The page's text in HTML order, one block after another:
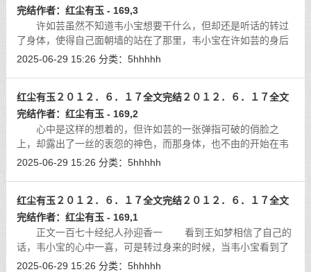
完结作者：红尘有玉 - 169,3
许如芸虽然不知道韦小宝想要干什么，但却还是听话的转过
了身体，使得自己面朝墙的站在了那里，韦小宝在许如芸的身后
蹲了下来，看起了许如芸的那一个正在牛仔裤的紧紧的包裹之正
2025-06-29 15:26 分类： 5hhhhh
红尘有玉２０１２．６．１７全文完结２０１２．６．１７全文
完结作者：红尘有玉 - 169,2
心中是这样的想着的，但许如芸的一张弹指可破的俏脸之
上，却露出了一丝的衷怨的神色，而那身体，也不由的开始在韦
小宝的怀里挣扎了起来，那样子，向是在抗议着韦小宝对自己的
2025-06-29 15:26 分类： 5hhhhh
红尘有玉２０１２．６．１７全文完结２０１２．６．１７全文
完结作者：红尘有玉 - 169,1
正文一百七十经纪人孙迎香一 看到王如梦相信了自己的
话，韦小宝的心中一喜，可是转过身来的时候，当韦小宝看到了
站在孙迎香身后的警惕华芬的时候，好心情一下子荡然无存了起
2025-06-29 15:26 分类： 5hhhhh